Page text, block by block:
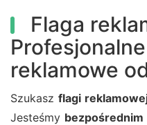
Flaga
reklamowe
Szukasz flagi
Jesteśmy